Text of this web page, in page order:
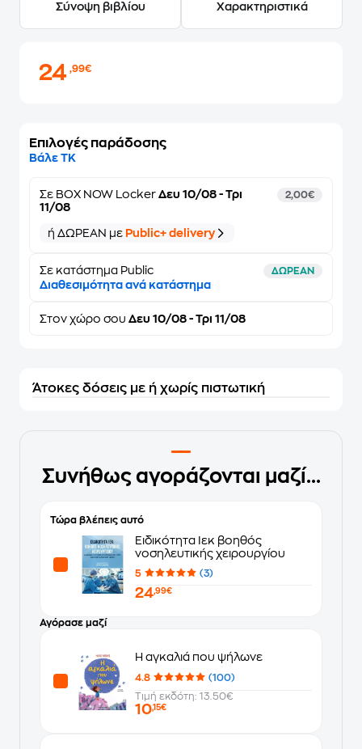
Σύνοψη βιβλίου Χαρακτηριστικά
24,99€
Επιλογές παράδοσης
Βάλε ΤΚ
Σε BOX NOW Locker Δευ 10/08 - Τρι
11/08
2,00€
ή ΔΩΡΕΑΝ με Public+ delivery
Σε κατάστημα Public ΔΩΡΕΑΝ
Διαθεσιμότητα ανά κατάστημα
Στον χώρο σου Δευ 10/08 - Τρι 11/08
Άτοκες δόσεις με ή χωρίς πιστωτική
Συνήθως αγοράζονται μαζί...
Τώρα βλέπεις αυτό
Ειδικότητα Ιεκ βοηθός
νοσηλευτικής χειρουργίου
5 (3)
24,99€
Αγόρασε μαζί
Η αγκαλιά που ψήλωνε
4.8
(100)
Τιμή εκδότη: 13.50€
10,15€